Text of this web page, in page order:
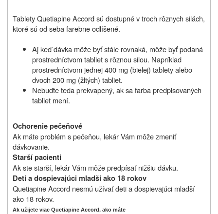
Tablety Quetiapine Accord sú dostupné v troch rôznych silách,
ktoré sú od seba farebne odlíšené.
Aj keď dávka môže byť stále rovnaká, môže byť podaná
prostredníctvom tabliet s rôznou silou. Napríklad
prostredníctvom jednej 400 mg (bielej) tablety alebo
dvoch 200 mg (žltých) tabliet.
Nebuďte teda prekvapený, ak sa farba predpisovaných
tabliet mení.
Ochorenie pečeňové
Ak máte problém s pečeňou, lekár Vám môže zmeniť
dávkovanie.
Starší pacienti
Ak ste starší, lekár Vám môže predpísať nižšiu dávku.
Deti a dospievajúci mladší ako 18 rokov
Quetiapine Accord nesmú užívať deti a dospievajúci mladší
ako 18 rokov.
Ak užijete viac Quetiapine Accord, ako máte